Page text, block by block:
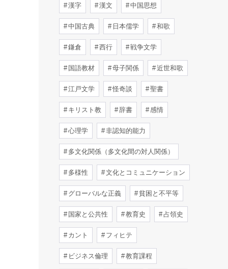
漢字 漢文 中国思想
中国古典 日本儒学 和歌
鎌倉 西行 戦争文学
国語教材 母子関係 近世和歌
江戸文学 怪奇談 聖書
キリスト教 辞書 感情
心理学 非認知的能力
多文化関係（多文化間の対人関係）
多様性 文化とコミュニケーション
グローバルな正義 貧困と不平等
国家と公共性 教育史 占領史
カント フィヒテ
ビジネス倫理 教育課程